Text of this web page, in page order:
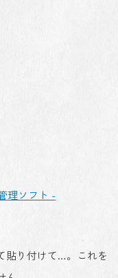
理ソフト -
貼り付けて…。これを